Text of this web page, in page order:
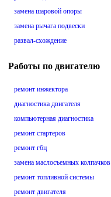
замена шаровой опоры
замена рычага подвески
развал-схождение
Работы по двигателю
ремонт инжектора
диагностика двигателя
компьютерная диагностика
ремонт стартеров
ремонт гбц
замена маслосъемных колпачков
ремонт топливной системы
ремонт двигателя